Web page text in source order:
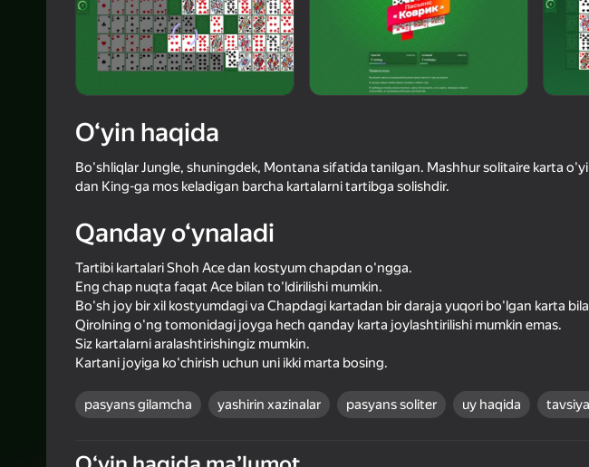
razlozhi
Stol
Yandex O'yinlari Reytingi
4,3 Oʻyinchilar bergan baho
Boshlash
O‘yin haqida
Bo'shliqlar Jungle, shuningdek, Montana sifatida tanilgan. Mashhur solitaire karta
dan King-ga mos keladigan barcha kartalarni tartibga solishdir.
Qanday o‘ynaladi
Tartibi kartalari Shoh Ace dan kostyum chapdan o'ngga.
Eng chap nuqta faqat Ace bilan to'ldirilishi mumkin.
Bo'sh joy bir xil kostyumdagi va Chapdagi kartadan bir daraja yuqori bo'lgan karta
Qirolning o'ng tomonidagi joyga hech qanday karta joylashtirilishi mumkin emas.
Siz kartalarni aralashtirishingiz mumkin.
Kartani joyiga ko'chirish uchun uni ikki marta bosing.
pasyans gilamcha yashirin xazinalar pasyans soliter uy haqida